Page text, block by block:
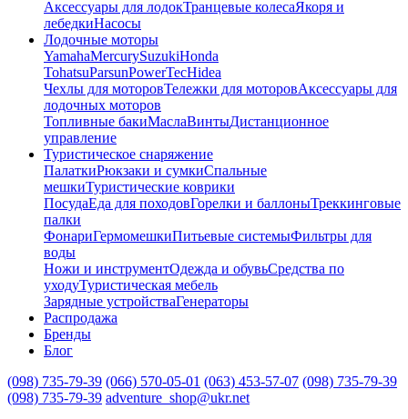
Аксессуары для лодокТранцевые колесаЯкоря и
лебедкиНасосы
Лодочные моторы
YamahaMercurySuzukiHonda
TohatsuParsunPowerTecHidea
Чехлы для моторовТележки для моторовАксессуары для
лодочных моторов
Топливные бакиМаслаВинтыДистанционное
управление
Туристическое снаряжение
ПалаткиРюкзаки и сумкиСпальные
мешкиТуристические коврики
ПосудаЕда для походовГорелки и баллоныТреккинговые
палки
ФонариГермомешкиПитьевые системыФильтры для
воды
Ножи и инструментОдежда и обувьСредства по
уходуТуристическая мебель
Зарядные устройстваГенераторы
Распродажа
Бренды
Блог
(098) 735-79-39 (066) 570-05-01 (063) 453-57-07 (098) 735-79-39
(098) 735-79-39 adventure_shop@ukr.net